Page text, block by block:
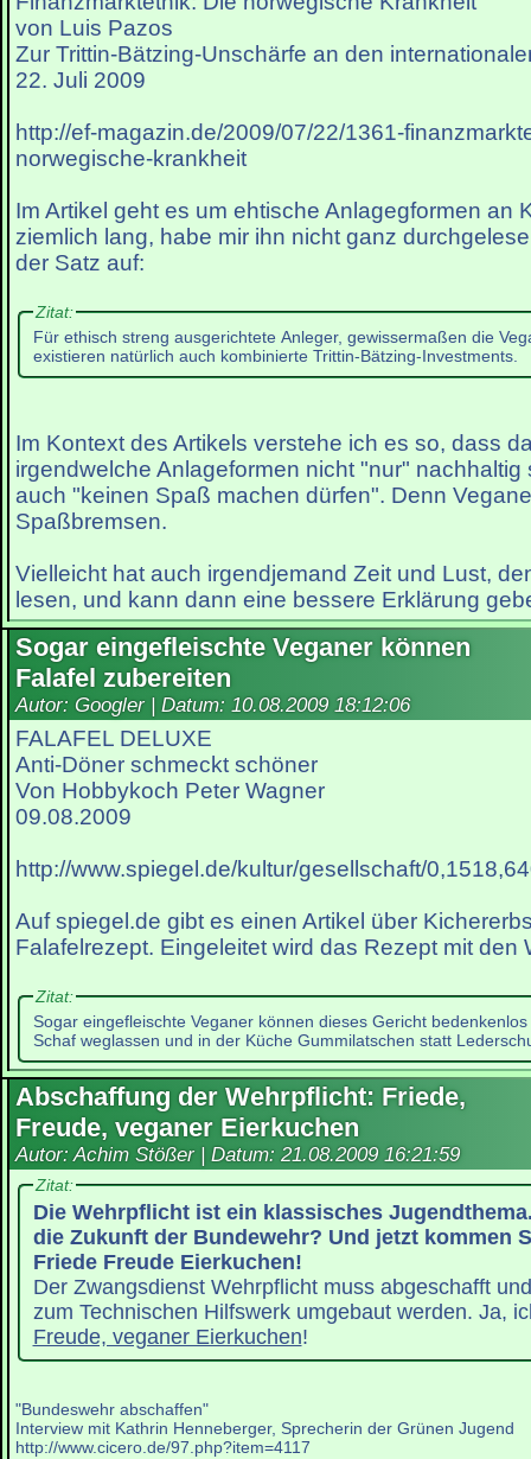
von Luis Pazos
Zur Trittin-Bätzing-Unschärfe an den
22. Juli 2009
http://ef-magazin.de/2009/07/22/1361-
norwegische-krankheit
Im Artikel geht es um ehtische Anlagegformen an
ziemlich lang, habe mir ihn nicht ganz
der Satz auf:
Zitat:
Für ethisch streng ausgerichtete Anleger, gewissermaßen die
existieren natürlich auch kombinierte Trittin-Bätzing-Investments.
Im Kontext des Artikels verstehe ich es so, dass
irgendwelche Anlageformen nicht "nur"
auch "keinen Spaß machen dürfen". Denn
Spaßbremsen.
Vielleicht hat auch irgendjemand Zeit und Lust,
lesen, und kann dann eine bessere Erklärung
Sogar eingefleischte Veganer können
Falafel zubereiten
Autor: Googler | Datum: 10.08.2009 18:12:06
FALAFEL DELUXE
Anti-Döner schmeckt schöner
Von Hobbykoch Peter Wagner
09.08.2009
http://www.spiegel.de/kultur/gesellschaft/
Auf spiegel.de gibt es einen Artikel über
Falafelrezept. Eingeleitet wird das Rezept mit den
Zitat:
Sogar eingefleischte Veganer können dieses Gericht
Schaf weglassen und in der Küche Gummilatschen statt
Abschaffung der Wehrpflicht: Friede,
Freude, veganer Eierkuchen
Autor: Achim Stößer | Datum: 21.08.2009 16:21:59
Zitat:
Die Wehrpflicht ist ein klassisches
die Zukunft der Bundewehr? Und jetzt kommen
Friede Freude Eierkuchen!
Der Zwangsdienst Wehrpflicht muss abgeschafft
zum Technischen Hilfswerk umgebaut werden. Ja,
Freude, veganer Eierkuchen!
"Bundeswehr abschaffen"
Interview mit Kathrin Henneberger, Sprecherin der Grünen Jugend
http://www.cicero.de/97.php?item=4117